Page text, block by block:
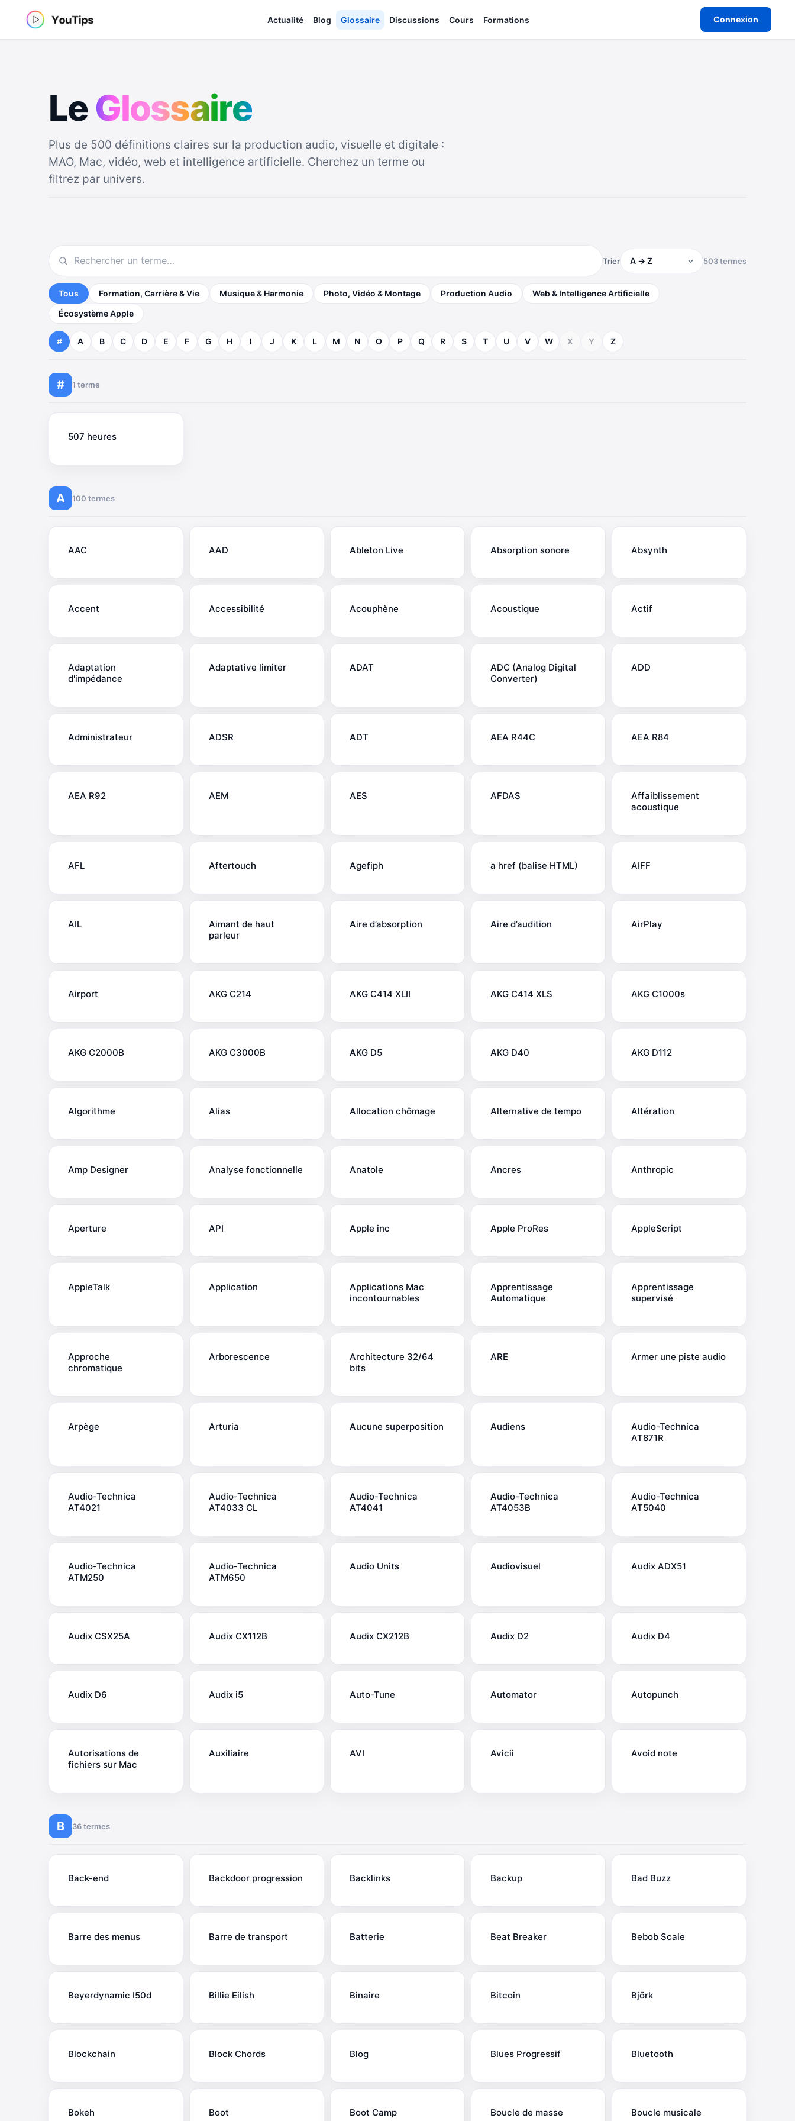
Actualité Blog Glossaire Discussions Cours Formations Connexion
LeGlossaire
Plus de 500 définitions claires sur la production audio, visuelle et digitale :
MAO, Mac, vidéo, web et intelligence artificielle. Cherchez un terme ou
filtrez par univers.
Trier 503 termes
Tous Formation, Carrière & Vie Musique & Harmonie Photo, Vidéo & Montage Production Audio
Web & Intelligence Artificielle
Écosystème Apple
# A B C D E F G H I J K L M N O P Q R S T U V W X Y Z
# 1 terme
507 heures
A 100 termes
AAC AAD Ableton Live Absorption sonore Absynth
Accent Accessibilité Acouphène Acoustique Actif
Adaptation
d'impédance
Adaptative limiter ADAT
ADC (Analog Digital
Converter)
ADD
Administrateur ADSR ADT AEA R44C AEA R84
AEA R92 AEM AES AFDAS
Affaiblissement
acoustique
AFL Aftertouch Agefiph a href (balise HTML) AIFF
AIL
Aimant de haut
parleur
Aire d’absorption Aire d’audition AirPlay
Airport AKG C214 AKG C414 XLII AKG C414 XLS AKG C1000s
AKG C2000B AKG C3000B AKG D5 AKG D40 AKG D112
Algorithme Alias Allocation chômage Alternative de tempo Altération
Amp Designer Analyse fonctionnelle Anatole Ancres Anthropic
Aperture API Apple inc Apple ProRes AppleScript
AppleTalk Application
Applications Mac
incontournables
Apprentissage
Automatique
Apprentissage
supervisé
Approche
chromatique
Arborescence
Architecture 32/64
bits
ARE Armer une piste audio
Arpège Arturia Aucune superposition Audiens
Audio-Technica
AT871R
Audio-Technica
AT4021
Audio-Technica
AT4033 CL
Audio-Technica
AT4041
Audio-Technica
AT4053B
Audio-Technica
AT5040
Audio-Technica
ATM250
Audio-Technica
ATM650
Audio Units Audiovisuel Audix ADX51
Audix CSX25A Audix CX112B Audix CX212B Audix D2 Audix D4
Audix D6 Audix i5 Auto-Tune Automator Autopunch
Autorisations de
fichiers sur Mac
Auxiliaire AVI Avicii Avoid note
B 36 termes
Back-end Backdoor progression Backlinks Backup Bad Buzz
Barre des menus Barre de transport Batterie Beat Breaker Bebob Scale
Beyerdynamic I50d Billie Eilish Binaire Bitcoin Björk
Blockchain Block Chords Blog Blues Progressif Bluetooth
Bokeh Boot Boot Camp Boucle de masse Boucle musicale